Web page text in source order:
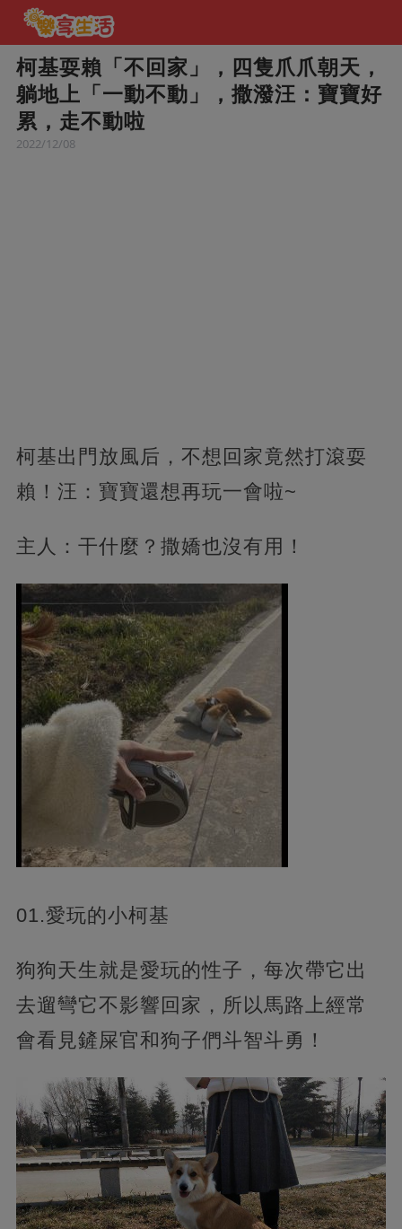
柯基耍賴「不回家」，四隻爪爪朝天，
躺地上「一動不動」，撒潑汪：寶寶好
累，走不動啦
2022/12/08
柯基出門放風后，不想回家竟然打滾耍
賴！汪：寶寶還想再玩一會啦~
主人：干什麼？撒嬌也沒有用！
01.愛玩的小柯基
狗狗天生就是愛玩的性子，每次帶它出
去遛彎它不影響回家，所以馬路上經常
會看見鏟屎官和狗子們斗智斗勇！